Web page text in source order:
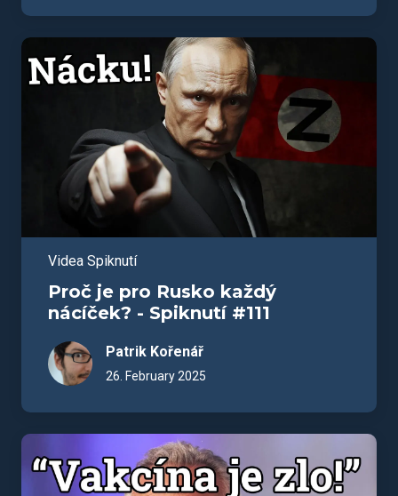
Videa Spiknutí
Proč je pro Rusko každý
nácíček? - Spiknutí #111
Patrik Kořenář
26. February 2025